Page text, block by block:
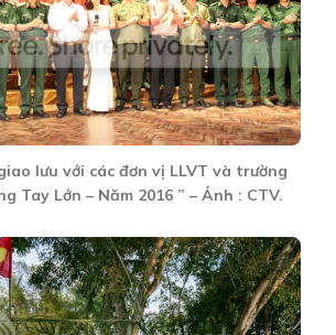
lưu với các đơn vị LLVT và trường
Tay Lớn – Năm 2016 ” – Ảnh : CTV.